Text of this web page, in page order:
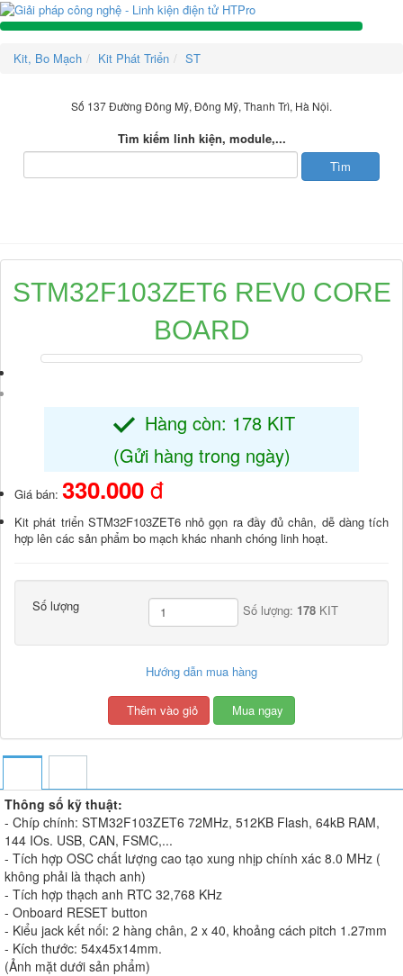
Kit, Bo Mạch Kit Phát Triển ST
Số 137 Đường Đông Mỹ, Đông Mỹ, Thanh Trì, Hà Nội.
Tìm kiếm linh kiện, module,...
STM32F103ZET6 REV0 CORE
BOARD
Hàng còn: 178 KIT
(Gửi hàng trong ngày)
Giá bán: 330.000đ
Kit phát triển STM32F103ZET6 nhỏ gọn ra đầy đủ chân, dễ dàng tích
hợp lên các sản phẩm bo mạch khác nhanh chóng linh hoạt.
Số lượng Số lượng: 178KIT
Hướng dẫn mua hàng
Thêm vào giỏ Mua ngay
Thông số kỹ thuật:
- Chíp chính: STM32F103ZET6 72MHz, 512KB Flash, 64kB RAM,
144 IOs. USB, CAN, FSMC,...
- Tích hợp OSC chất lượng cao tạo xung nhịp chính xác 8.0 MHz (
không phải là thạch anh)
- Tích hợp thạch anh RTC 32,768 KHz
- Onboard RESET button
- Kiểu jack kết nối: 2 hàng chân, 2 x 40, khoảng cách pitch 1.27mm
- Kích thước: 54x45x14mm.
(Ảnh mặt dưới sản phẩm)